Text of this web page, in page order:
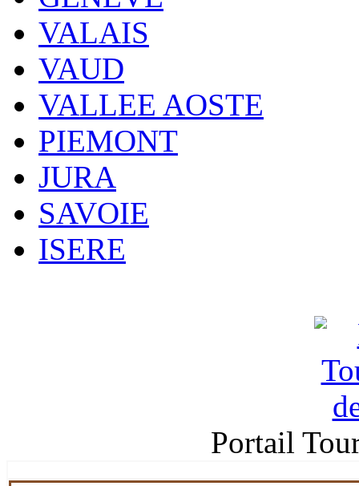
VALAIS
VAUD
VALLEE AOSTE
PIEMONT
JURA
SAVOIE
ISERE
Portail